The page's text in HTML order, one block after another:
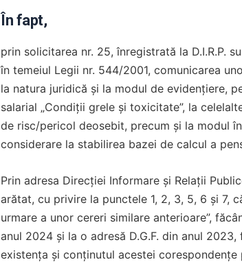
În fapt,
prin solicitarea nr. 25, înregistrată la D.I.R.P.
în temeiul Legii nr. 544/2001, comunicarea
la natura juridică și la modul de evidențiere,
salarial „Condiții grele și toxicitate”, la
de risc/pericol deosebit, precum și la modul
considerare la stabilirea bazei de calcul a
Prin adresa Direcției Informare și Relații
arătat, cu privire la punctele 1, 2, 3, 5, 6 și 7,
urmare a unor cereri similare anterioare”,
anul 2024 și la o adresă D.G.F. din anul
existența și conținutul acestei